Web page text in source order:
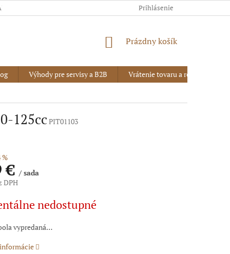
Prihlásenie
NÁKUPNÝ
Prázdny košík
Výhody pre servisy a B2B
Vrátenie tovaru a reklamácia
125cc PIT01103
%
€/ sada
DPH
nedostupné
vypredaná…